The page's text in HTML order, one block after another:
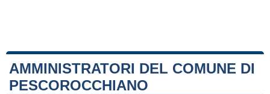
AMMINISTRATORI DEL COMUNE DI
PESCOROCCHIANO